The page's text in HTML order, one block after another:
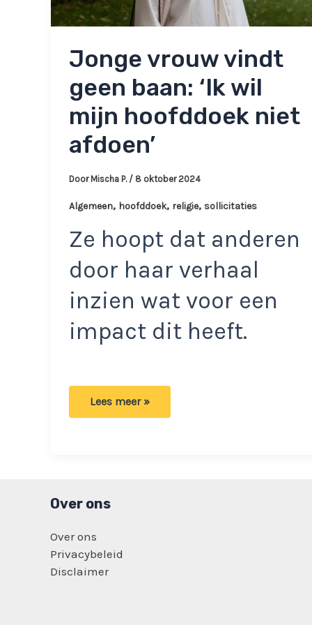
Jonge vrouw vindt
geen baan: ‘Ik wil
mijn hoofddoek niet
afdoen’
Door Mischa P. / 8 oktober 2024
Algemeen, hoofddoek, religie, sollicitaties
Ze hoopt dat anderen
door haar verhaal
inzien wat voor een
impact dit heeft.
Jonge
niet
afdoen’
Lees meer »
Over ons
Over ons
Privacybeleid
Disclaimer